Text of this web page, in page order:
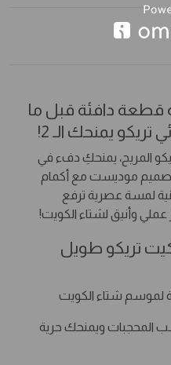
2026 يلزمه قطعة دافئة قبل ما
يمنحك الـ 2!
المريح، يمنحكِ دفء في
بتصميم موديست مع أكمام
لمسة عصرية ترفع
عملي وأنيق لشتاء الكويت!
تريكو طويل
لموسم شتاء الكويت
ويمنحك حرية